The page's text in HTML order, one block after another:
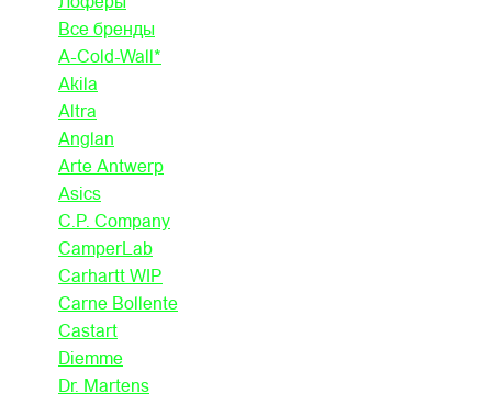
Лоферы
Все бренды
A-Cold-Wall*
Akila
Altra
Anglan
Arte Antwerp
Asics
C.P. Company
CamperLab
Carhartt WIP
Carne Bollente
Castart
Diemme
Dr. Martens